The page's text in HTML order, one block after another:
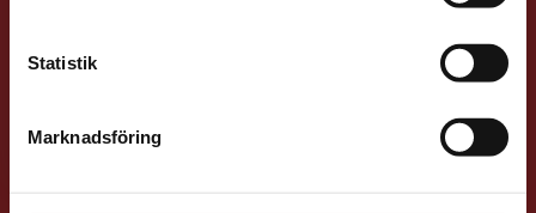
Statistik
MarknadsföringCharlotte Rosen Svensson